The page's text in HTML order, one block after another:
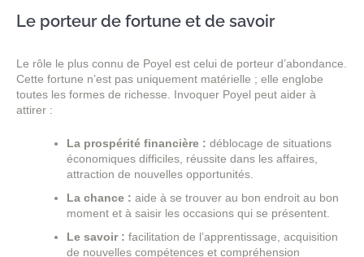
Le porteur de fortune et de savoir
Le rôle le plus connu de Poyel est celui de porteur d’abondance.
Cette fortune n’est pas uniquement matérielle ; elle englobe
toutes les formes de richesse. Invoquer Poyel peut aider à
attirer :
La prospérité financière : déblocage de situations
économiques difficiles, réussite dans les affaires,
attraction de nouvelles opportunités.
La chance : aide à se trouver au bon endroit au bon
moment et à saisir les occasions qui se présentent.
Le savoir : facilitation de l’apprentissage, acquisition
de nouvelles compétences et compréhension